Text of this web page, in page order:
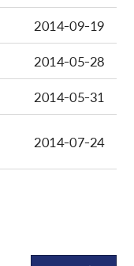
2014-09-19
2014-05-28
2014-05-31
2014-07-24